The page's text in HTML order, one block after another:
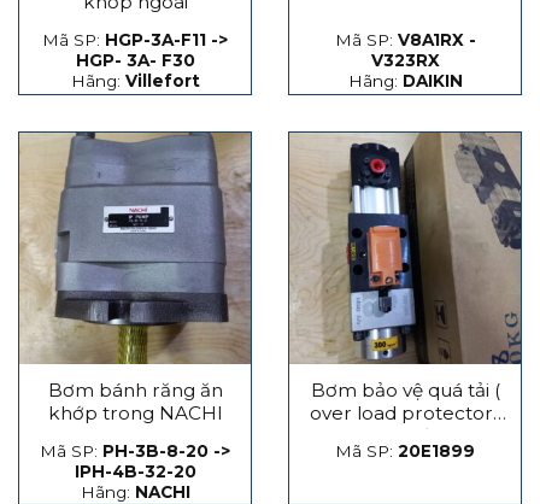
Mã SP: HGP-3A-F11 ->
HGP- 3A- F30
Hãng: Villefort
Mã SP: V8A1RX -
V323RX
Hãng: DAIKIN
Bơm bánh răng ăn
khớp trong NACHI
Mã SP: PH-3B-8-20 ->
IPH-4B-32-20
Hãng: NACHI
Bơm bảo vệ quá tải (
over load protector)
máy dập
Mã SP: 20E1899